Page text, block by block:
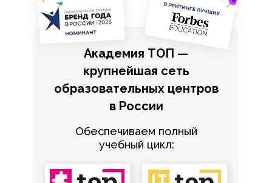
Академия ТОП —
крупнейшая сеть
образовательных центров
в России
Обеспечиваем полный
учебный цикл: